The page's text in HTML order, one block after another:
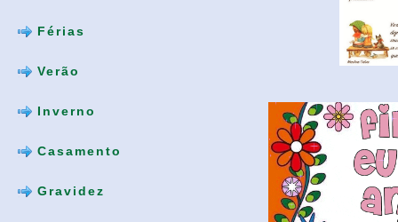
Férias
Verão
Inverno
Casamento
Gravidez